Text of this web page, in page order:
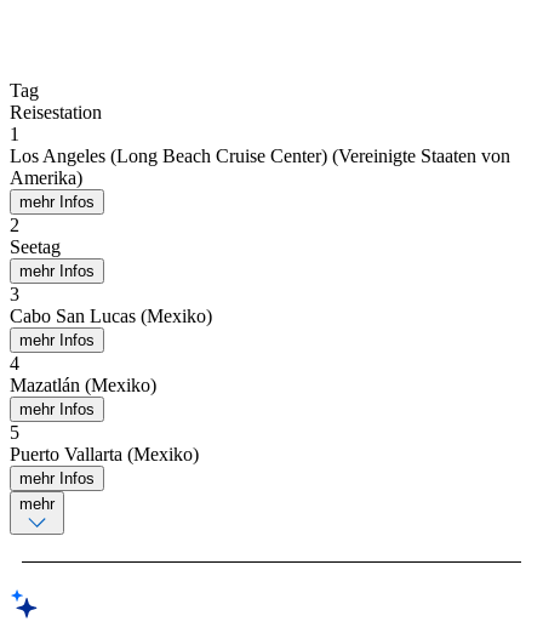
Tag
Reisestation
1
Los Angeles (Long Beach Cruise Center) (Vereinigte Staaten von
Amerika)
mehr Infos
2
Seetag
mehr Infos
3
Cabo San Lucas (Mexiko)
mehr Infos
4
Mazatlán (Mexiko)
mehr Infos
5
Puerto Vallarta (Mexiko)
mehr Infos
mehr